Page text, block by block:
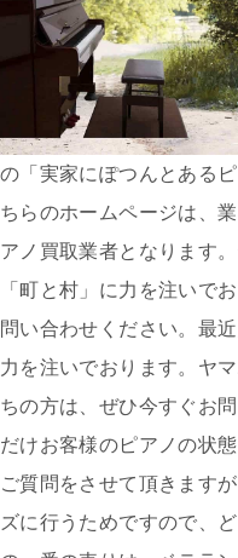
「実家にぽつんとあるピ
らのホームページは、
ノ買取業者となります
町と村」に力を注いで
い合わせください。最
を注いでおります。ヤ
の方は、ぜひ今すぐお問
けお客様のピアノの状
質問をさせて頂きます
に行うためですので、